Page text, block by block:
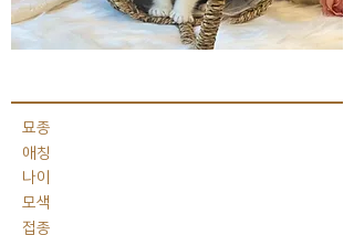
묘종
애칭
나이
모색
접종